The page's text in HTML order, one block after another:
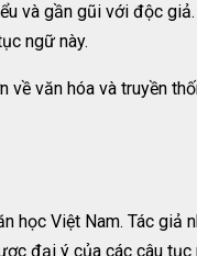
và gần gũi với độc
ngữ này.
văn hóa và truyền
học Việt Nam. Tác giả
đại ý của các câu